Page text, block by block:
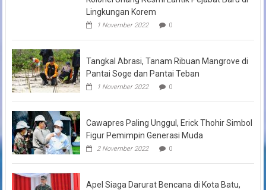
Lingkungan Korem
1 November 2022 0
Tangkal Abrasi, Tanam Ribuan Mangrove di
Pantai Soge dan Pantai Teban
1 November 2022 0
Cawapres Paling Unggul, Erick Thohir Simbol
Figur Pemimpin Generasi Muda
2 November 2022 0
Apel Siaga Darurat Bencana di Kota Batu,